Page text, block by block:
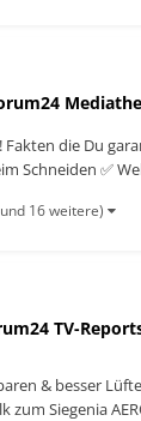
die Du
Schneiden ✅
16 weitere)
TV-
& besser
zum Siegenia